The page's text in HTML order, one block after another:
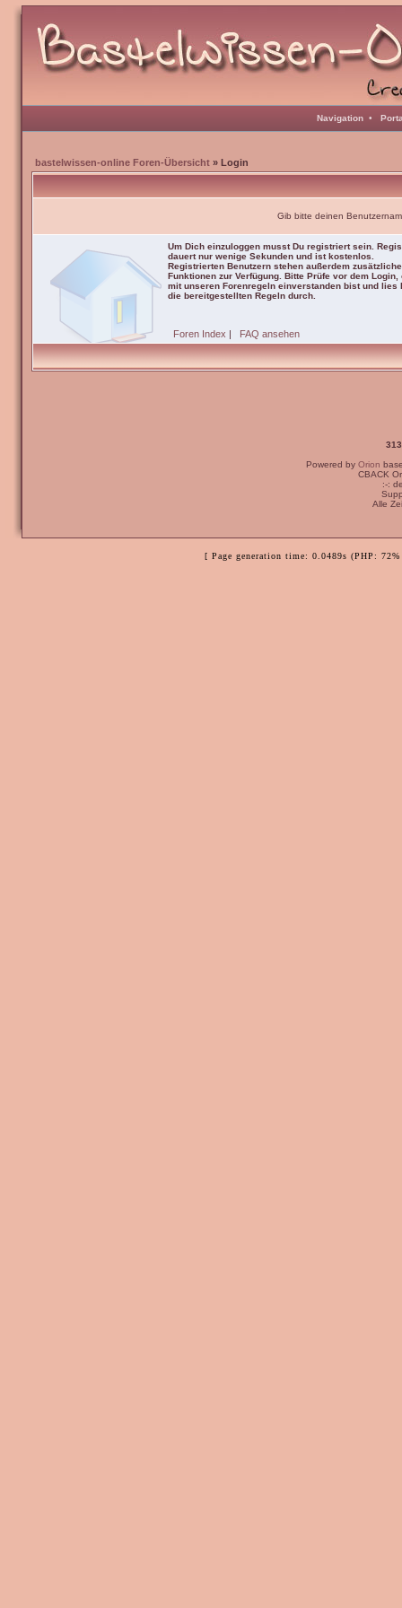
Navigation •
bastelwissen-online Foren-Übersicht » Login
Gib bitte deinen
Um Dich einzuloggen musst Du registriert sein.
dauert nur wenige Sekunden und ist kostenlos.
Registrierten Benutzern stehen außerdem zusätzliche
Funktionen zur Verfügung. Bitte Prüfe vor dem Login,
mit unseren Forenregeln einverstanden bist und lies
die bereitgestellten Regeln durch.
Foren Index | FAQ ansehen
Powered by Orion
CBACK
:-:
Alle
[ Page generation time: 0.0489s (PHP: